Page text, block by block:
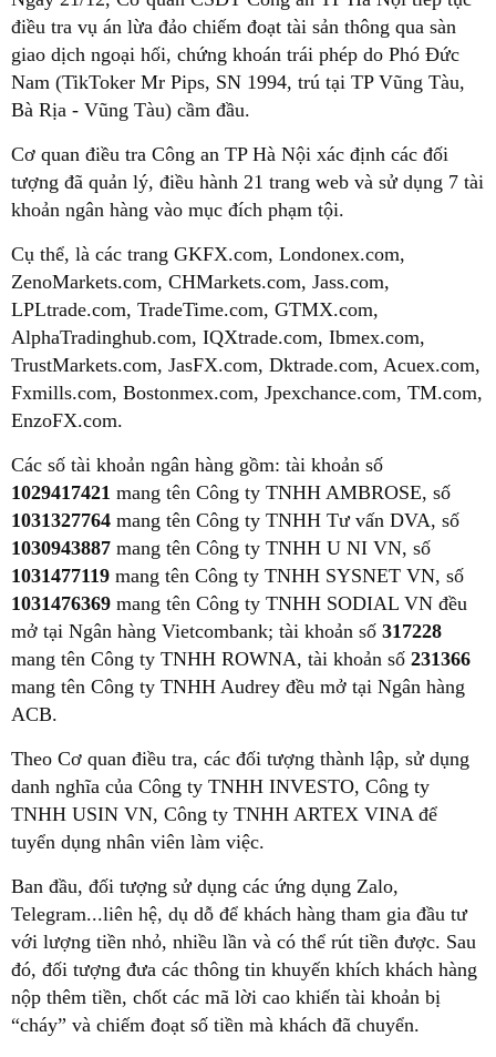
điều tra vụ án lừa đảo chiếm đoạt tài sản thông qua sàn
giao dịch ngoại hối, chứng khoán trái phép do Phó Đức
Nam (TikToker Mr Pips, SN 1994, trú tại TP Vũng Tàu,
Bà Rịa - Vũng Tàu) cầm đầu.
Cơ quan điều tra Công an TP Hà Nội xác định các đối
tượng đã quản lý, điều hành 21 trang web và sử dụng 7 tài
khoản ngân hàng vào mục đích phạm tội.
Cụ thể, là các trang GKFX.com, Londonex.com,
ZenoMarkets.com, CHMarkets.com, Jass.com,
LPLtrade.com, TradeTime.com, GTMX.com,
AlphaTradinghub.com, IQXtrade.com, Ibmex.com,
TrustMarkets.com, JasFX.com, Dktrade.com, Acuex.com,
Fxmills.com, Bostonmex.com, Jpexchance.com, TM.com,
EnzoFX.com.
Các số tài khoản ngân hàng gồm: tài khoản số
1029417421 mang tên Công ty TNHH AMBROSE, số
1031327764 mang tên Công ty TNHH Tư vấn DVA, số
1030943887 mang tên Công ty TNHH U NI VN, số
1031477119 mang tên Công ty TNHH SYSNET VN, số
1031476369 mang tên Công ty TNHH SODIAL VN đều
mở tại Ngân hàng Vietcombank; tài khoản số 317228
mang tên Công ty TNHH ROWNA, tài khoản số 231366
mang tên Công ty TNHH Audrey đều mở tại Ngân hàng
ACB.
Theo Cơ quan điều tra, các đối tượng thành lập, sử dụng
danh nghĩa của Công ty TNHH INVESTO, Công ty
TNHH USIN VN, Công ty TNHH ARTEX VINA để
tuyển dụng nhân viên làm việc.
Ban đầu, đối tượng sử dụng các ứng dụng Zalo,
Telegram...liên hệ, dụ dỗ để khách hàng tham gia đầu tư
với lượng tiền nhỏ, nhiều lần và có thể rút tiền được. Sau
đó, đối tượng đưa các thông tin khuyến khích khách hàng
nộp thêm tiền, chốt các mã lời cao khiến tài khoản bị
“cháy” và chiếm đoạt số tiền mà khách đã chuyển.